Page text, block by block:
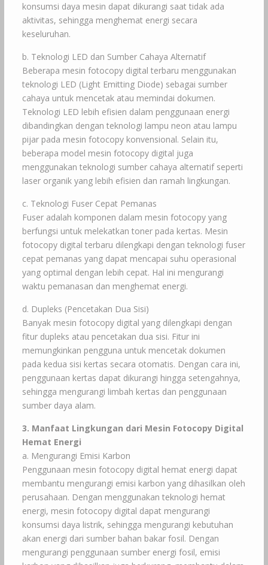
konsumsi daya mesin dapat dikurangi saat tidak ada
aktivitas, sehingga menghemat energi secara
keseluruhan.
b. Teknologi LED dan Sumber Cahaya Alternatif
Beberapa mesin fotocopy digital terbaru menggunakan
teknologi LED (Light Emitting Diode) sebagai sumber
cahaya untuk mencetak atau memindai dokumen.
Teknologi LED lebih efisien dalam penggunaan energi
dibandingkan dengan teknologi lampu neon atau lampu
pijar pada mesin fotocopy konvensional. Selain itu,
beberapa model mesin fotocopy digital juga
menggunakan teknologi sumber cahaya alternatif seperti
laser organik yang lebih efisien dan ramah lingkungan.
c. Teknologi Fuser Cepat Pemanas
Fuser adalah komponen dalam mesin fotocopy yang
berfungsi untuk melekatkan toner pada kertas. Mesin
fotocopy digital terbaru dilengkapi dengan teknologi fuser
cepat pemanas yang dapat mencapai suhu operasional
yang optimal dengan lebih cepat. Hal ini mengurangi
waktu pemanasan dan menghemat energi.
d. Dupleks (Pencetakan Dua Sisi)
Banyak mesin fotocopy digital yang dilengkapi dengan
fitur dupleks atau pencetakan dua sisi. Fitur ini
memungkinkan pengguna untuk mencetak dokumen
pada kedua sisi kertas secara otomatis. Dengan cara ini,
penggunaan kertas dapat dikurangi hingga setengahnya,
sehingga mengurangi limbah kertas dan penggunaan
sumber daya alam.
3. Manfaat Lingkungan dari Mesin Fotocopy Digital
Hemat Energi
a. Mengurangi Emisi Karbon
Penggunaan mesin fotocopy digital hemat energi dapat
membantu mengurangi emisi karbon yang dihasilkan oleh
perusahaan. Dengan menggunakan teknologi hemat
energi, mesin fotocopy digital dapat mengurangi
konsumsi daya listrik, sehingga mengurangi kebutuhan
akan energi dari sumber bahan bakar fosil. Dengan
mengurangi penggunaan sumber energi fosil, emisi